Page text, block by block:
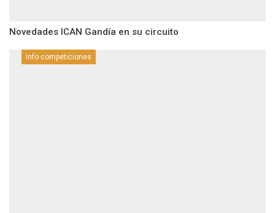
Novedades ICAN Gandía en su circuito
Info competiciones